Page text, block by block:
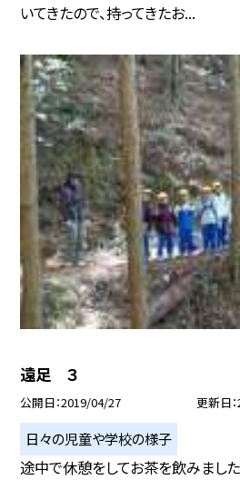
いてきたので、持ってきたお...
遠足 ３
公開日 2019/04/27 更新日
日々の児童や学校の様子
途中で休憩をしてお茶を飲みまし